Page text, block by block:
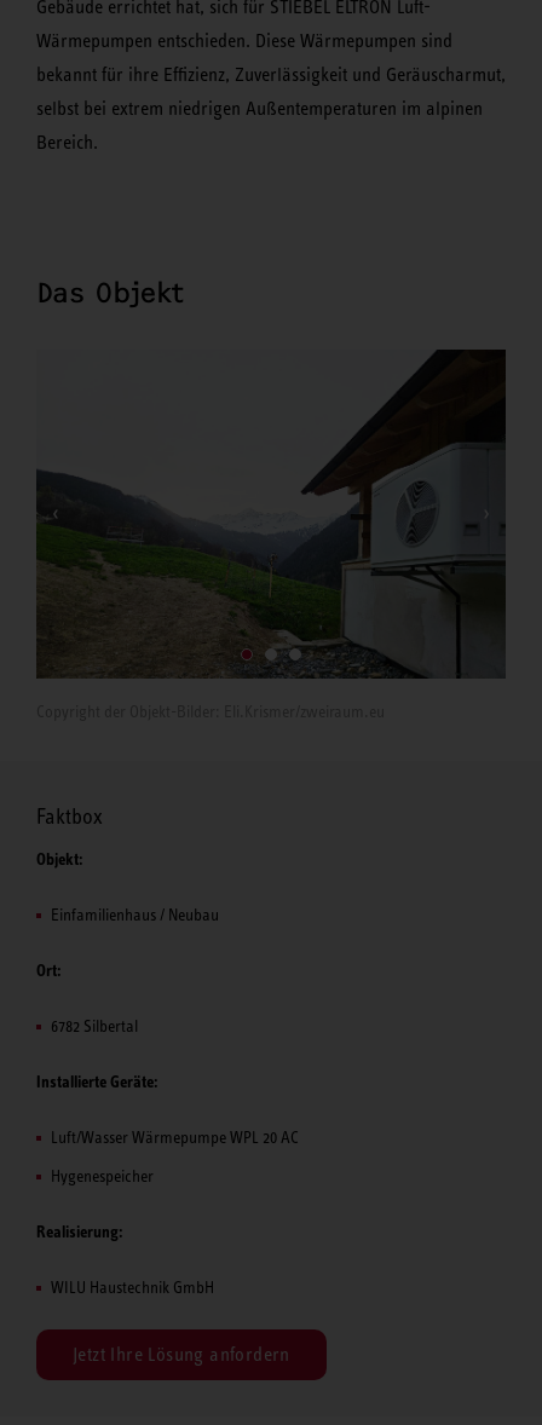
Gebäude errichtet hat, sich für STIEBEL ELTRON Luft-
Wärmepumpen entschieden. Diese Wärmepumpen sind
bekannt für ihre Effizienz, Zuverlässigkeit und Geräuscharmut,
selbst bei extrem niedrigen Außentemperaturen im alpinen
Bereich.
Das Objekt
Faktbox
Objekt:
Einfamilienhaus / Neubau
Ort:
6782 Silbertal
Installierte Geräte:
Luft/Wasser Wärmepumpe WPL 20 AC
Hygenespeicher
Realisierung:
WILU Haustechnik GmbH
Jetzt Ihre Lösung anfordern